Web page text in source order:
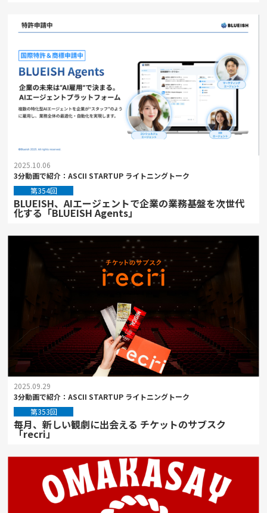
2025.10.06
3分動画で紹介：ASCII STARTUP ライトニングトーク
第354回
BLUEISH、AIエージェントで企業の業務基盤を次世代
化する「BLUEISH Agents」
2025.09.29
3分動画で紹介：ASCII STARTUP ライトニングトーク
第353回
毎月、新しい観劇に出会える チケットのサブスク
「recri」